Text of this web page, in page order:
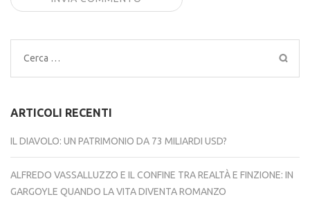
Ricerca
per:
ARTICOLI RECENTI
IL DIAVOLO: UN PATRIMONIO DA 73 MILIARDI USD?
ALFREDO VASSALLUZZO E IL CONFINE TRA REALTÀ E FINZIONE: IN
GARGOYLE QUANDO LA VITA DIVENTA ROMANZO